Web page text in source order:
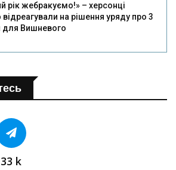
рік жебракуємо!» – херсонці
відреагували на рішення уряду про 3
для Вишневого
33 k